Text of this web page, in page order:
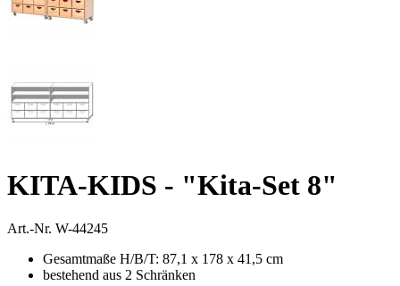
KITA-KIDS - "Kita-Set 8"
Art.-Nr. W-44245
Gesamtmaße H/B/T: 87,1 x 178 x 41,5 cm
bestehend aus 2 Schränken